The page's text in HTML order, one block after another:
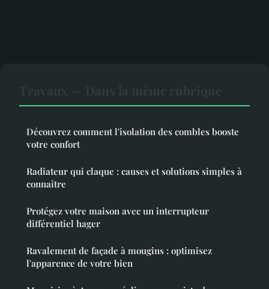
Découvrez comment l'isolation des combles booste
votre confort
Radiateur qui claque : causes et solutions simples à
connaître
Protégez votre maison avec un interrupteur
différentiel hager
Ravalement de façade à mougins : optimisez
l'apparence de votre bien